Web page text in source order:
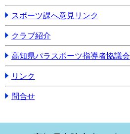
スポーツ課へ意見リンク
クラブ紹介
高知県パラスポーツ指導者協議会
リンク
問合せ